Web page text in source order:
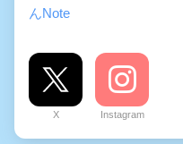
んNote
X Instagram